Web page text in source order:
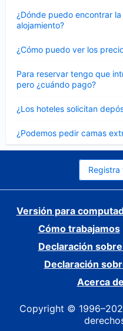
¿Dónde puedo encontrar
alojamiento?
cerrado
¿Cómo puedo ver los
cerrado
Para reservar tengo que
pero ¿cuándo pago?
cerrado
¿Los hoteles solicitan
cerrado
¿Podemos pedir camas
cerrado
Registra
Versión para
Cómo trabajamos
Declaración
Declaración
Acerca
Copyright ©